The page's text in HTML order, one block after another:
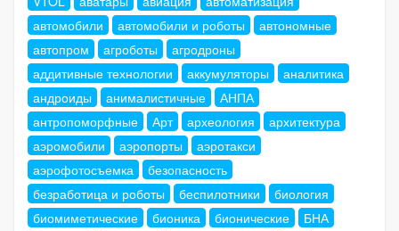
автомобили
автомобили и роботы
автономные
автопром
агроботы
агродроны
аддитивные технологии
аккумуляторы
аналитика
андроиды
анималистичные
АНПА
антропоморфные
Арт археология
архитектура
аэромобили
аэропорты
аэротакси
аэрофотосъемка
безопасность
безработица и роботы
беспилотники
биология
биомиметические
бионика бионические
БНА